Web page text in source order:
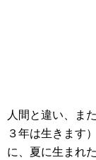
人間と違い、ま
３年は生きます
に、夏に生まれ